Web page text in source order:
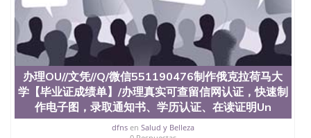
办理OU//文凭//Q/微信551190476制作俄克拉荷马大
学【毕业证成绩单】/办理真实可查留信网认证，快速制
作电子图，录取通知书、学历认证、在读证明Un
dfnsen Salud y Belleza